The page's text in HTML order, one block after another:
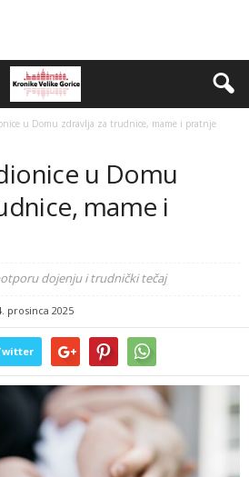
u Domu zdravlja za trudnice, mame i pratnje
u Domu
mame i
dojenju i trudnički tečaj
prosinca 2025